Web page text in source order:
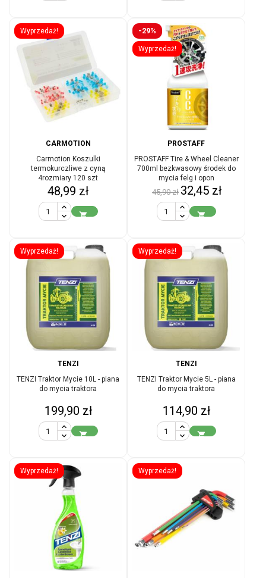
Wyprzedaż!
CARMOTION
Carmotion Koszulki
termokurczliwe z cyną
4rozmiary 120 szt
Cena
48,99 zł

-29%
Wyprzedaż!
PROSTAFF
PROSTAFF Tire & Wheel Cleaner
700ml bezkwasowy środek do
mycia felg i opon
Cena
podstawowa
45,90 zł Cena
32,45 zł

Wyprzedaż!
TENZI
TENZI Traktor Mycie 10L - piana
do mycia traktora
Cena
199,90 zł

Wyprzedaż!
TENZI
TENZI Traktor Mycie 5L - piana
do mycia traktora
Cena
114,90 zł

Wyprzedaż! Wyprzedaż!